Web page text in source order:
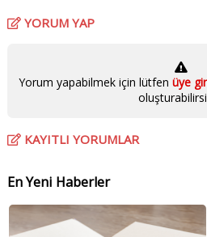
YORUM YAP
Yorum yapabilmek için lütfenüye
KAYITLI YORUMLAR
En Yeni Haberler